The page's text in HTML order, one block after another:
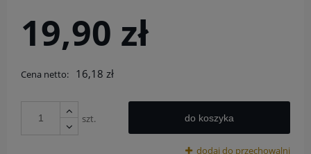
19,90 zł
Cena netto: 16,18 zł
szt. do koszyka
dodaj do przechowalni